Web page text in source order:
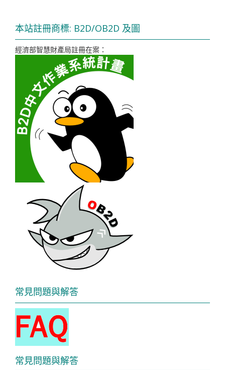
本站註冊商標: B2D/OB2D 及圖
經濟部智慧財產局註冊在案：
常見問題與解答
常見問題與解答